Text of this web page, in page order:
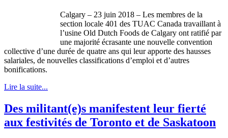
Calgary – 23 juin 2018 – Les membres de la
section locale 401 des TUAC Canada travaillant à
l’usine Old Dutch Foods de Calgary ont ratifié par
une majorité écrasante une nouvelle convention
collective d’une durée de quatre ans qui leur apporte des hausses
salariales, de nouvelles classifications d’emploi et d’autres
bonifications.
Lire la suite...
Des militant(e)s manifestent leur fierté
aux festivités de Toronto et de Saskatoon